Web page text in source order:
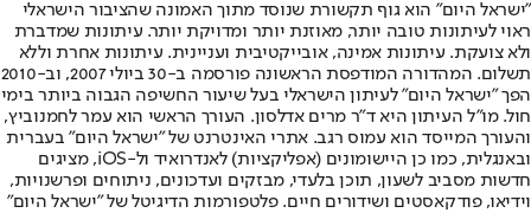
"ישראל היום" הוא גוף תקשורת שנוסד מתוך האמונה שהציבור הישראלי
ראוי לעיתונות טובה יותר, מאוזנת יותר ומדויקת יותר. עיתונות שמדברת
ולא צועקת. עיתונות אמינה, אובייקטיבית ועניינית. עיתונות אחרת וללא
תשלום. המהדורה המודפסת הראשונה פורסמה ב-30 ביולי 2007, וב-2010
הפך "ישראל היום" לעיתון הישראלי בעל שיעור החשיפה הגבוה ביותר בימי
חול. מו"ל העיתון היא ד"ר מרים אדלסון. העורך הראשי הוא עמר לחמנוביץ,
והעורך המייסד הוא עמוס רגב. אתרי האינטרנט של "ישראל היום" בעברית
ובאנגלית, כמו כן היישומונים (אפליקציות) לאנדרואיד ול-iOS, מציגים
חדשות מסביב לשעון, תוכן בלעדי, מבזקים ועדכונים, ניתוחים ופרשנויות,
וידיאו, פודקאסטים ושידורים חיים. פלטפורמות הדיגיטל של "ישראל היום"